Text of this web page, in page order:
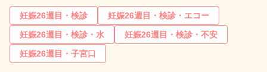
妊娠26週目・検診
妊娠26週目・検診・エコー
妊娠26週目・検診・水
妊娠26週目・検診・不安
妊娠26週目・子宮口